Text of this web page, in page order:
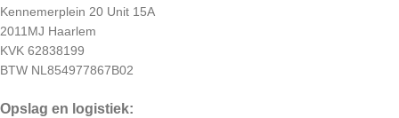
Kennemerplein 20 Unit 15A
2011MJ Haarlem
KVK 62838199
BTW NL854977867B02
Opslag en logistiek: